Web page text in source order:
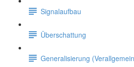
Signalaufbau
Überschattung
Generalisierung